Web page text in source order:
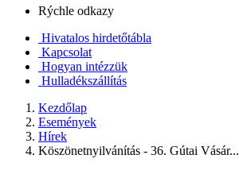
Rýchle odkazy
Hivatalos hirdetőtábla
Kapcsolat
Hogyan intézzük
Hulladékszállítás
Kezdőlap
Események
Hírek
Köszönetnyilvánítás - 36. Gútai Vásár...